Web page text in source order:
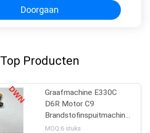
Doorgaan
Top Producten
Graafmachine E330C
D6R Motor C9
Brandstofinspuitmachine
235-2888 10R7224
MOQ:6 stuks